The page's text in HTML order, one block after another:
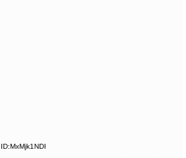
ID:MxMjk1NDI